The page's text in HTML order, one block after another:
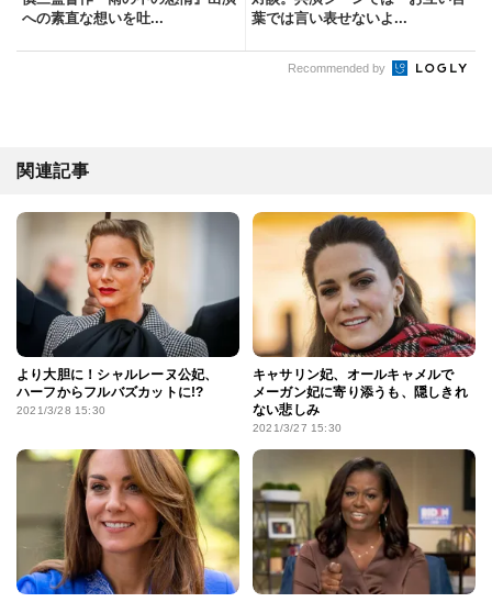
への素直な想いを吐...
葉では言い表せないよ...
Recommended by
関連記事
より大胆に！シャルレーヌ公妃、
ハーフからフルバズカットに!?
2021/3/28 15:30
キャサリン妃、オールキャメルで
メーガン妃に寄り添うも、隠しきれ
ない悲しみ
2021/3/27 15:30